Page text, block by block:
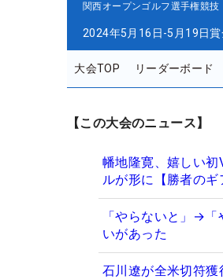
関西オープンゴルフ選手権競技
2024年5月16日-5月19日
大会TOP リーダーボード
【この大会のニュース】
幡地隆寛、嬉しい
ルが形に【勝者のギ
「やらないと」→
いがあった
石川遼が全米切符